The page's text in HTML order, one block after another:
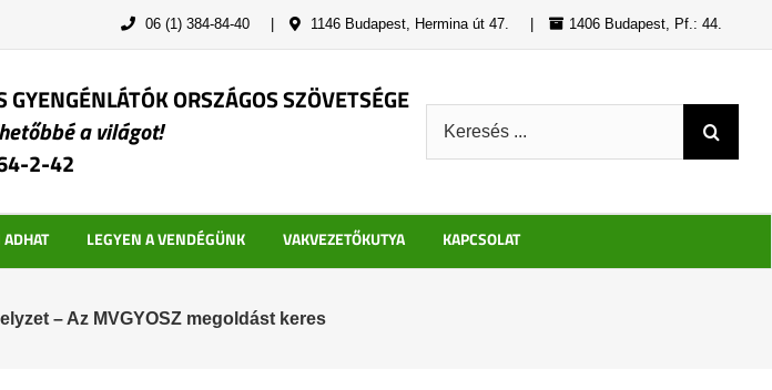
06 (1) 384-84-40 1146 Budapest, Hermina út 47. 1406 Budapest, Pf.: 44.
GYENGÉNLÁTÓK ORSZÁGOS SZÖVETSÉGE
a világot!
2-42
LEGYEN A VENDÉGÜNK VAKVEZETŐKUTYA KAPCSOLAT
– Az MVGYOSZ megoldást keres